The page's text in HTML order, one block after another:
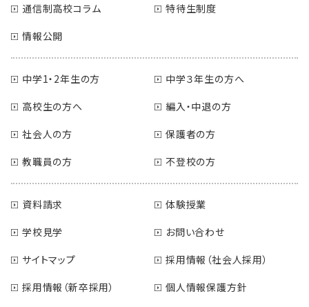
通信制高校コラム
特待生制度
情報公開
中学1・2年生の方
中学３年生の方へ
高校生の方へ
編入・中退の方
社会人の方
保護者の方
教職員の方
不登校の方
資料請求
体験授業
学校見学
お問い合わせ
サイトマップ
採用情報（社会人採用）
採用情報（新卒採用）
個人情報保護方針